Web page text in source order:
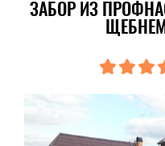
ЗАБОР ИЗ